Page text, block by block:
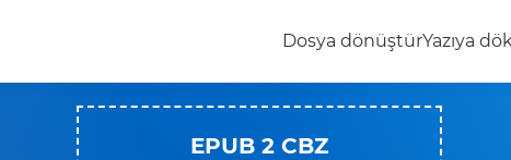
Dosya dönüştürYazıya
EPUB 2 CBZ